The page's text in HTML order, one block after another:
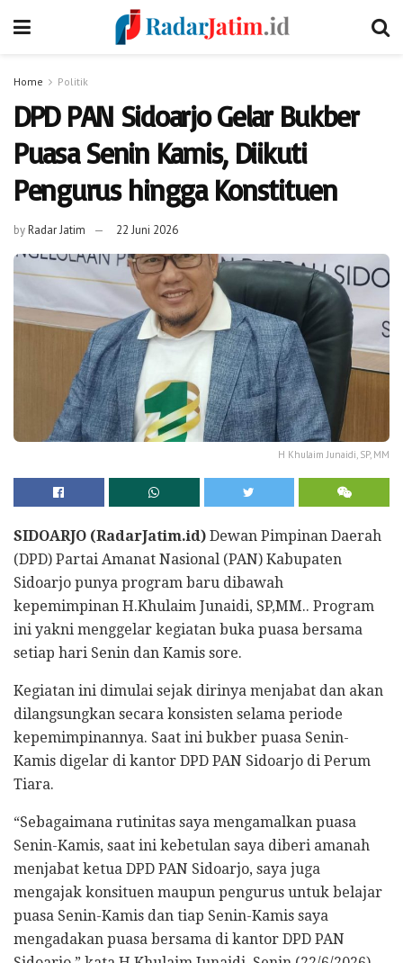
Home Politik
DPD PAN Sidoarjo Gelar Bukber
Puasa Senin Kamis, Diikuti
Pengurus hingga Konstituen
byRadar Jatim 22 Juni 2026
H Khulaim Junaidi, SP, MM
SIDOARJO (RadarJatim.id) Dewan Pimpinan Daerah
(DPD) Partai Amanat Nasional (PAN) Kabupaten
Sidoarjo punya program baru dibawah
kepemimpinan H.Khulaim Junaidi, SP,MM.. Program
ini yakni menggelar kegiatan buka puasa bersama
setiap hari Senin dan Kamis sore.
Kegiatan ini dimulai sejak dirinya menjabat dan akan
dilangsungkan secara konsisten selama periode
kepemimpinannya. Saat ini bukber puasa Senin-
Kamis digelar di kantor DPD PAN Sidoarjo di Perum
Tiara.
“Sebagaimana rutinitas saya mengamalkan puasa
Senin-Kamis, saat ini kebetulan saya diberi amanah
menjabat ketua DPD PAN Sidoarjo, saya juga
mengajak konsituen maupun pengurus untuk belajar
puasa Senin-Kamis dan tiap Senin-Kamis saya
mengadakan puasa bersama di kantor DPD PAN